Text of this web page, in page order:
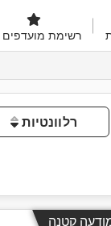
רשימת מועדפים
רלוונטיות
קטנה